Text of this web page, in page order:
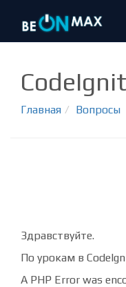
Главная Вопросы
Здравствуйте.
По урокам в
A PHP Error was